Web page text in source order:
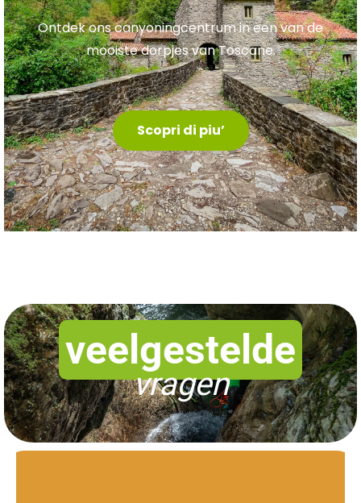
Ontdek ons canyoningcentrum in een van de
mooiste dorpjes van Toscane.
Scopri di piu’
veelgestelde
vragen